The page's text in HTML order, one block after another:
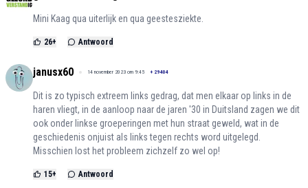
Mini Kaag qua uiterlijk en qua geestesziekte.
26+ Antwoord
janusx60 14 november 2023 om 9:45 + 29404
Dit is zo typisch extreem links gedrag, dat men elkaar op links in de
haren vliegt, in de aanloop naar de jaren '30 in Duitsland zagen we dit
ook onder linkse groeperingen met hun straat geweld, wat in de
geschiedenis onjuist als links tegen rechts word uitgelegd.
Misschien lost het probleem zichzelf zo wel op!
15+ Antwoord